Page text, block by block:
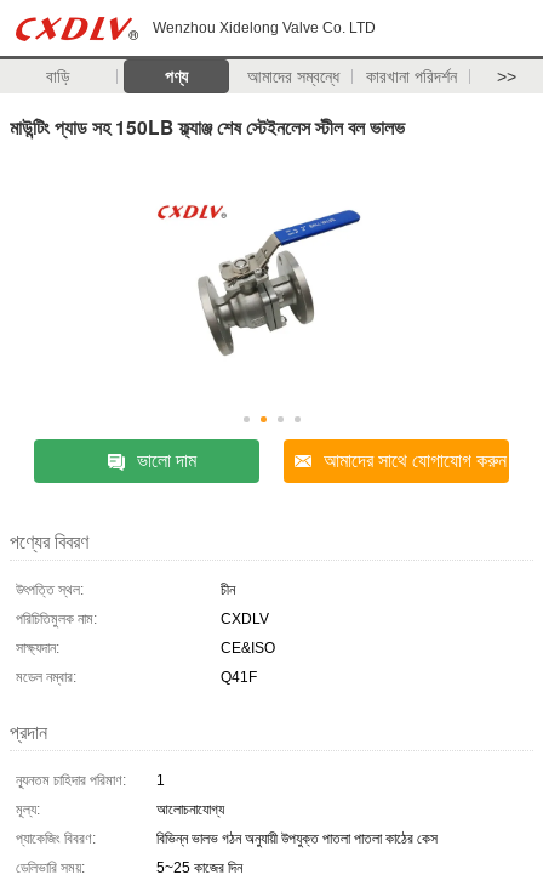
Wenzhou Xidelong Valve Co. LTD
বাড়ি পণ্য আমাদের সম্বন্ধে কারখানা পরিদর্শন >>
মাউন্টিং প্যাড সহ 150LB ফ্ল্যাঞ্জ শেষ স্টেইনলেস স্টীল বল ভালভ
ভালো দাম আমাদের সাথে যোগাযোগ করুন
পণ্যের বিবরণ
উৎপত্তি স্থল:
চীন
পরিচিতিমুলক নাম:
CXDLV
সাক্ষ্যদান:
CE&ISO
মডেল নম্বার:
Q41F
প্রদান
ন্যূনতম চাহিদার পরিমাণ:
1
মূল্য:
আলোচনাযোগ্য
প্যাকেজিং বিবরণ:
বিভিন্ন ভালভ গঠন অনুযায়ী উপযুক্ত পাতলা পাতলা কাঠের কেস
ডেলিভারি সময়:
5~25 কাজের দিন